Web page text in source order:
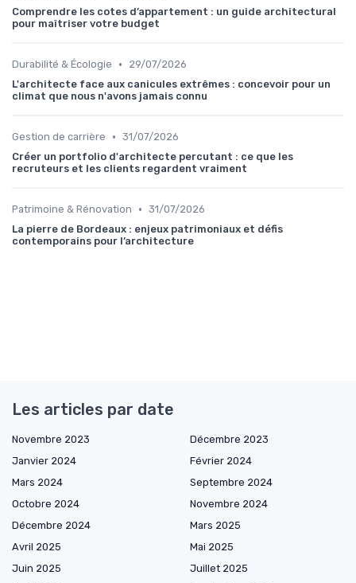
Comprendre les cotes d’appartement : un guide architectural
pour maîtriser votre budget
Durabilité & Écologie •
29/07/2026
L'architecte face aux canicules extrêmes : concevoir pour un
climat que nous n'avons jamais connu
Gestion de carrière • 31/07/2026
Créer un portfolio d'architecte percutant : ce que les
recruteurs et les clients regardent vraiment
Patrimoine & Rénovation • 31/07/2026
La pierre de Bordeaux : enjeux patrimoniaux et défis
contemporains pour l’architecture
Les articles par date
Novembre 2023
Décembre 2023
Janvier 2024
Février 2024
Mars 2024
Septembre 2024
Octobre 2024
Novembre 2024
Décembre 2024
Mars 2025
Avril 2025
Mai 2025
Juin 2025
Juillet 2025